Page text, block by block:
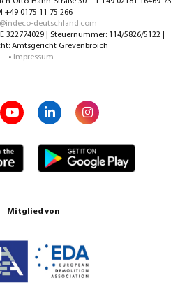
+49 0175 11 75 266
deutschland.com
| Steuernummer: 114/5826/5122 |
Amtsgericht Grevenbroich
• Impressum
Mitglied von